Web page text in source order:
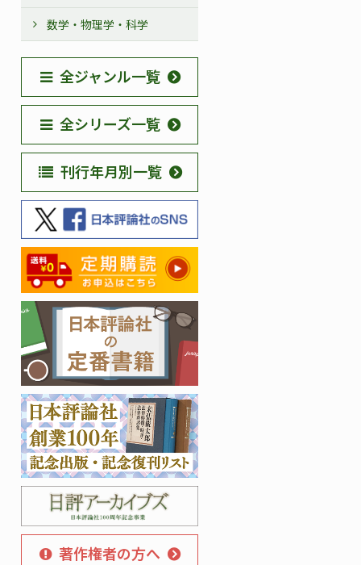
数学・物理学・科学
全ジャンル一覧
全シリーズ一覧
刊行年月別一覧
著作権者の方へ